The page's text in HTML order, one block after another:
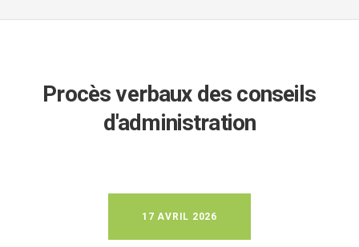
Procès verbaux des conseils
d'administration
17 AVRIL 2026